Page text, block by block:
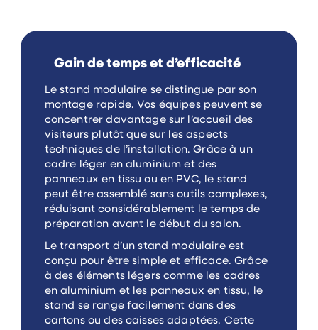
Gain de temps et d’efficacité
Le stand modulaire se distingue par son
montage rapide. Vos équipes peuvent se
concentrer davantage sur l’accueil des
visiteurs plutôt que sur les aspects
techniques de l’installation. Grâce à un
cadre léger en aluminium et des
panneaux en tissu ou en PVC, le stand
peut être assemblé sans outils complexes,
réduisant considérablement le temps de
préparation avant le début du salon.
Le transport d’un stand modulaire est
conçu pour être simple et efficace. Grâce
à des éléments légers comme les cadres
en aluminium et les panneaux en tissu, le
stand se range facilement dans des
cartons ou des caisses adaptées. Cette